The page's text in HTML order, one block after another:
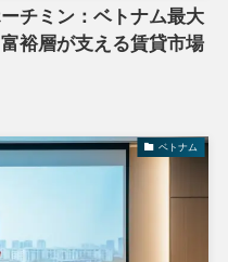
チミン：ベトナム最大
裕層が支える賃貸市場
ベトナム